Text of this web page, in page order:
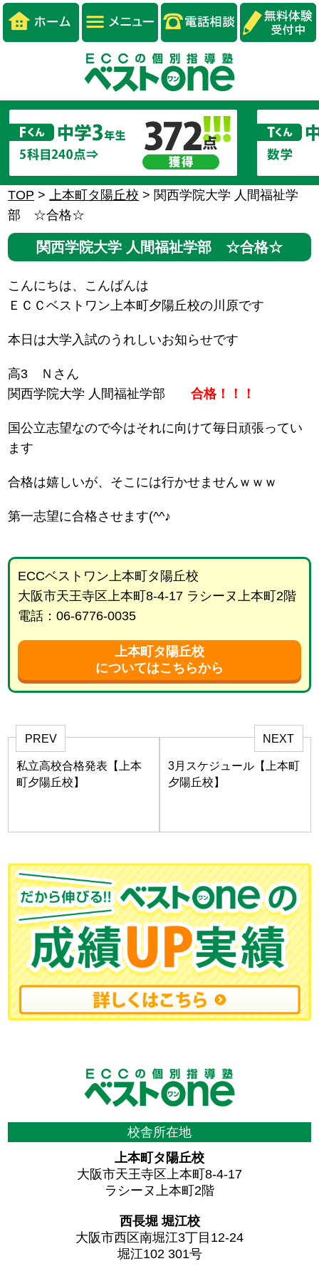
TOP >上本町タ陽丘校 > 関西学院大学 人間福祉学
部 ☆合格☆
関西学院大学 人間福祉学部 ☆合格☆
こんにちは、こんばんは
ＥＣＣベストワン上本町夕陽丘校の川原です
本日は大学入試のうれしいお知らせです
高3 Ｎさん
関西学院大学 人間福祉学部合格！！！
国公立志望なので今はそれに向けて毎日頑張ってい
ます
合格は嬉しいが、そこには行かせませんｗｗｗ
第一志望に合格させます(^^♪
ECCベストワン上本町タ陽丘校
大阪市天王寺区上本町8-4-17 ラシーヌ上本町2階
電話：06-6776-0035
上本町タ陽丘校
についてはこちらから
PREV
私立高校合格発表【上本
町夕陽丘校】
NEXT
3月スケジュール【上本町
夕陽丘校】
校舎所在地
上本町タ陽丘校
大阪市天王寺区上本町8-4-17
ラシーヌ上本町2階
西長堀 堀江校
大阪市西区南堀江3丁目12-24
堀江102 301号